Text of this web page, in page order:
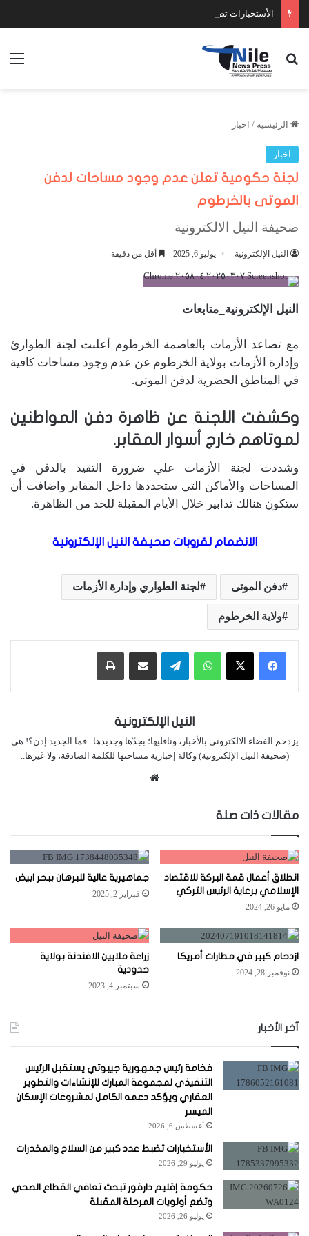
الأستخبارات تضبط عدد كبير من السلاح والمخدرات
بحث عن
الرئيسية / اخبار
اخبار
لجنة حكومية تعلن عدم وجود مساحات لدفن
الموتى بالخرطوم
صحيفة النيل الالكترونية
النيل الإلكترونية يوليو 6, 2025 أقل من دقيقة
النيل الإلكترونية_متابعات
مع تصاعد الأزمات بالعاصمة الخرطوم أعلنت لجنة الطوارئ
وإدارة الأزمات بولاية الخرطوم عن عدم وجود مساحات كافية
في المناطق الحضرية لدفن الموتى.
وكشفت اللجنة عن ظاهرة دفن المواطنين
لموتاهم خارج أسوار المقابر.
وشددت لجنة الأزمات علي ضرورة التقيد بالدفن في
المساحات والأماكن التي ستحددها داخل المقابر واضافت أن
ستكون هنالك تدابير خلال الأيام المقبلة للحد من الظاهرة.
الانضمام لقروبات صحيفة النيل الإلكترونية
دفن الموتى لجنة الطواري وإدارة الأزمات
ولاية الخرطوم
واتساب تيلقرام مشاركة عبر البريد طباعة
النيل الإلكترونية
يزدحم الفضاء الالكتروني بالأخبار، وناقليها؛ بجدّها وجديدها.. فما الجديد إذن؟! هي
(صحيفة النيل الإلكترونية) وكالة إخبارية مساحتها للكلمة الصادقة، ولا غيرها..
مقالات ذات صلة
انطلاق أعمال قمة البركة للاقتصاد
الإسلامي برعاية الرئيس التركي
مايو 26, 2024
جماهيرية عالية للبرهان ببحر ابيض
فبراير 2, 2025
ازدحام كبير في مطارات أمريكا
نوفمبر 28, 2024
زراعة ملايين الافندنة بولاية
حدودية
سبتمبر 4, 2023
آخر الأخبار
فخامة رئيس جمهورية جيبوتي يستقبل الرئيس
التنفيذي لمجموعة المبارك للإنشاءات والتطوير
العقاري ويؤكد دعمه الكامل لمشروعات الإسكان
الميسر
أغسطس 6, 2026
الأستخبارات تضبط عدد كبير من السلاح والمخدرات
يوليو 29, 2026
حكومة إقليم دارفور تبحث تعافي القطاع الصحي
وتضع أولويات المرحلة المقبلة
يوليو 26, 2026